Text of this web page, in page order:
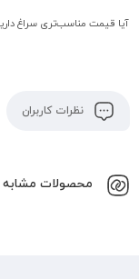
آیا قیمت مناسب‌تری سراغ
نظرات کاربران
محصولات مشابه